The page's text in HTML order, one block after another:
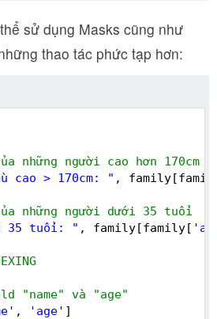
sử dụng Masks cũng như
thao tác phức tạp hơn:
những người cao hơn 170cm
cao > 170cm: " ,
những người dưới 35 tuổi
35 tuổi: " , family[family[
"name" và "age"
, 'age' ]